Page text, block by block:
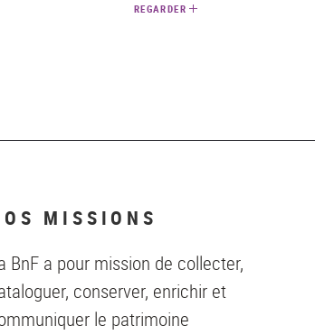
REGARDER
MISSIONS
BnF a pour mission de collecter,
conserver, enrichir et
le patrimoine